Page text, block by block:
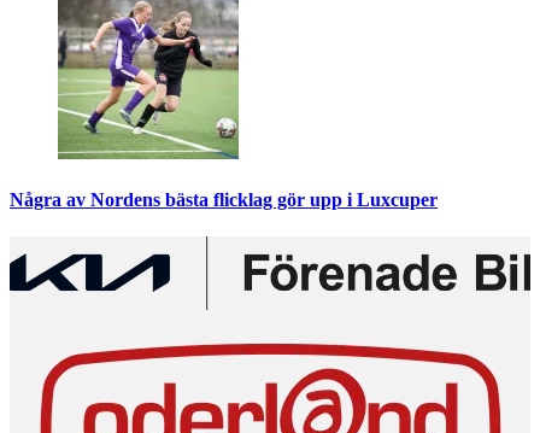
Några av Nordens bästa flicklag gör upp i Luxcuper